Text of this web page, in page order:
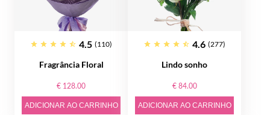
4.5 (110)
Fragrância Floral
€ 128.00
ADICIONAR AO CARRINHO
4.6 (277)
Lindo sonho
€ 84.00
ADICIONAR AO CARRINHO